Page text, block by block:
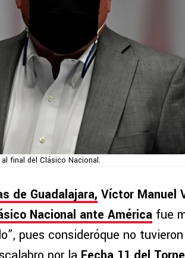
final del Clásico Nacional.
de Guadalajara, Víctor Manuel
Nacional ante América fue
pues consideróque no